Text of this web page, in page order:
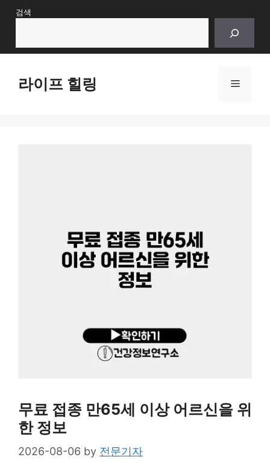
Skip검색
라이프 힐링 Menu
무료 접종 만65세 이상 어르신을 위
한 정보
2026-08-06 by 전문기자